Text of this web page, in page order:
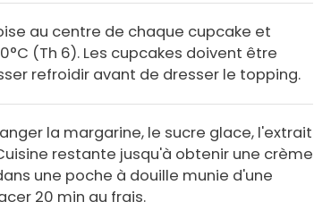
au centre de chaque cupcake et
(Th 6). Les cupcakes doivent être
refroidir avant de dresser le topping.
la margarine, le sucre glace, l'extrait
restante jusqu'à obtenir une crème
une poche à douille munie d'une
20 min au frais.